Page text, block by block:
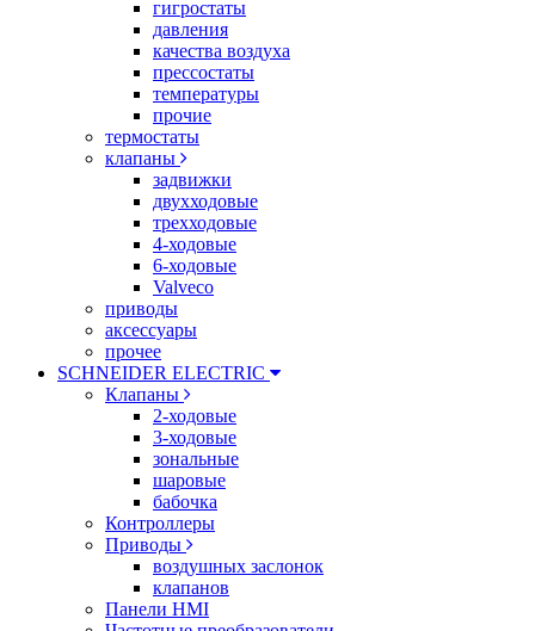
гигростаты
давления
качества воздуха
прессостаты
температуры
прочие
термостаты
клапаны
задвижки
двухходовые
трехходовые
4-ходовые
6-ходовые
Valveco
приводы
аксессуары
прочее
SCHNEIDER ELECTRIC
Клапаны
2-ходовые
3-ходовые
зональные
шаровые
бабочка
Контроллеры
Приводы
воздушных заслонок
клапанов
Панели HMI